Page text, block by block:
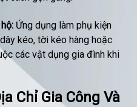
Ứng dụng làm phụ kiện
kéo, tời kéo hàng hoặc
các vật dụng gia đình khi
Chỉ Gia Công Và